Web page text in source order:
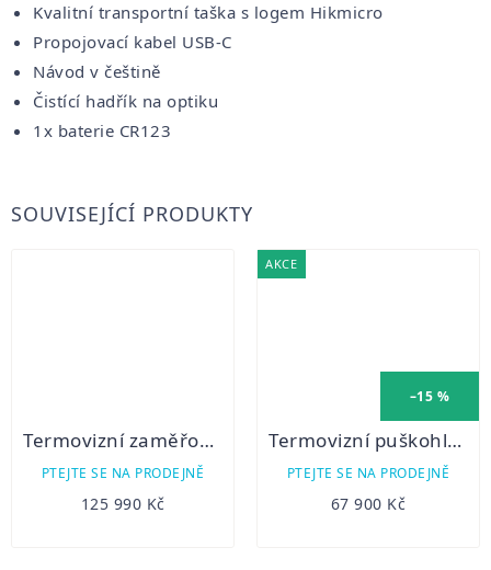
Kvalitní transportní taška s logem Hikmicro
Propojovací kabel USB-C
Návod v češtině
Čistící hadřík na optiku
1x baterie CR123
SOUVISEJÍCÍ PRODUKTY
Termovizní zaměřovač Thermion 2 LRF XP50 PRO
PTEJTE SE NA PRODEJNĚ
125 990 Kč
AKCE
–15 %
Termovizní puškohled PARD TS62-45 LRF
PTEJTE SE NA PRODEJNĚ
67 900 Kč